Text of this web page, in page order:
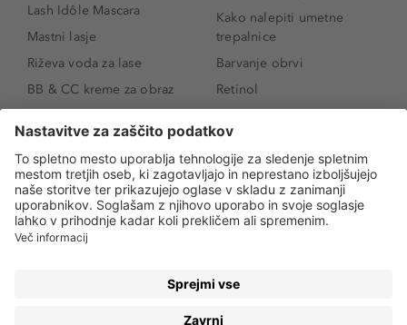
Lash Idôle Mascara
Mastni lasje
Riževa voda za lase
BB & CC kreme za obraz
SPF 30
Senčila za oči
Tekoči puder
Ličenje povešenih vek
Kako povečati oči
Kako nalepiti umetne
trepalnice
Barvanje obrvi
Retinol
Niacinamid
Rozacea
Salicilna kislina